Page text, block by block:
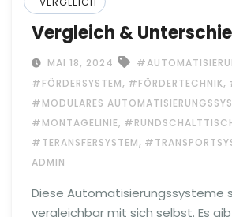
Vergleich &
MAI 18, 2024
#FÖRDERSYSTEM, #FÖRDERTECHNIK,
#MODULARES
#MONTAGELINIE,
#TERANSFERSYSTEM,
ADMIN
Diese Automatisierungssysteme
vergleichbar mit sich selbst. Es